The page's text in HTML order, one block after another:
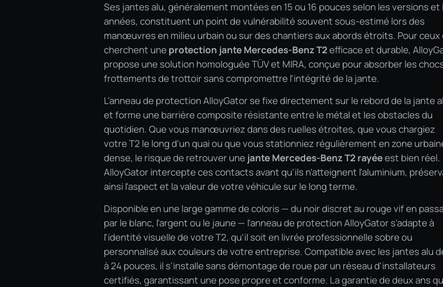
Ses jantes alu, généralement montées en 15 ou 16 pouces selon les versions et
années, constituent un point de vulnérabilité souvent sous-estimé lors des
manœuvres en milieu urbain ou sur des chantiers aux abords étroits. Pour ceux
cherchent uneprotection jante Mercedes-Benz T2efficace et durable,
propose une solution homologuée TÜV et MIRA, conçue pour absorber les
frottements de trottoir sans compromettre l'intégrité de la jante.
L'anneau de protection AlloyGator se fixe directement sur le rebord de la jante
et forme une barrière composite résistante entre le métal et les obstacles du
quotidien. Que vous manœuvriez dans des ruelles étroites, que vous chargiez
votre T2 le long d'un quai ou que vous stationniez régulièrement en zone
dense, le risque de retrouver unejante Mercedes-Benz T2 rayéeest bien réel.
AlloyGator intercepte ces contacts avant qu'ils n'atteignent l'aluminium,
ainsi l'aspect et la valeur de votre véhicule sur le long terme.
Disponible en une large gamme de coloris — du noir discret au rouge vif en
par le blanc, l'argent ou le jaune — l'anneau de protection AlloyGator s'adapte à
l'identité visuelle de votre T2, qu'il soit en livrée professionnelle sobre ou
personnalisé aux couleurs de votre entreprise. Compatible avec les jantes alu
à 24 pouces, il s'installe sans démontage de roue par un réseau d'installateurs
certifiés, garantissant une pose propre et conforme. La garantie de deux ans